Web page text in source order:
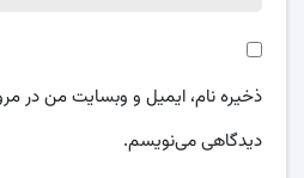
ذخیره نام، ایمیل و وبسایت من در
دیدگاهی می‌نویسم.